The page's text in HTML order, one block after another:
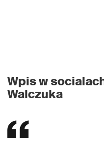
Wpis w
Walczuka